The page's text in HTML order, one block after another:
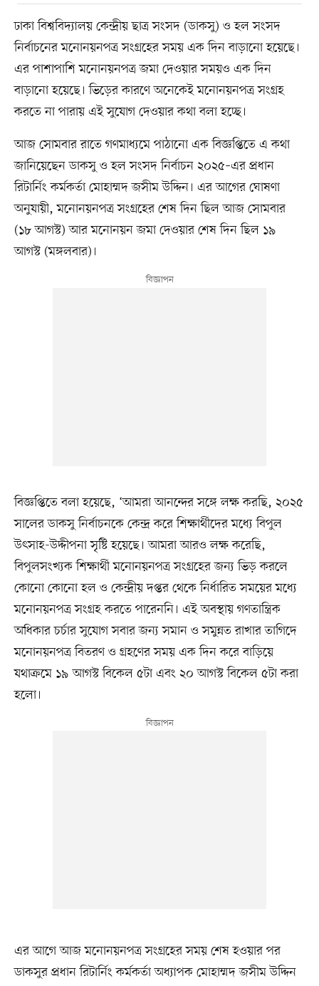
ঢাকা বিশ্ববিদ্যালয় কেন্দ্রীয় ছাত্র সংসদ (ডাকসু) ও হল সংসদ
নির্বাচনের মনোনয়নপত্র সংগ্রহের সময় এক দিন বাড়ানো হয়েছে।
এর পাশাপাশি মনোনয়নপত্র জমা দেওয়ার সময়ও এক দিন
বাড়ানো হয়েছে। ভিড়ের কারণে অনেকেই মনোনয়নপত্র সংগ্রহ
করতে না পারায় এই সুযোগ দেওয়ার কথা বলা হচ্ছে।
আজ সোমবার রাতে গণমাধ্যমে পাঠানো এক বিজ্ঞপ্তিতে এ কথা
জানিয়েছেন ডাকসু ও হল সংসদ নির্বাচন ২০২৫–এর প্রধান
রিটার্নিং কর্মকর্তা মোহাম্মদ জসীম উদ্দিন। এর আগের ঘোষণা
অনুযায়ী, মনোনয়নপত্র সংগ্রহের শেষ দিন ছিল আজ সোমবার
(১৮ আগস্ট) আর মনোনয়ন জমা দেওয়ার শেষ দিন ছিল ১৯
আগস্ট (মঙ্গলবার)।
বিজ্ঞপ্তিতে বলা হয়েছে, ‘আমরা আনন্দের সঙ্গে লক্ষ করছি, ২০২৫
সালের ডাকসু নির্বাচনকে কেন্দ্র করে শিক্ষার্থীদের মধ্যে বিপুল
উৎসাহ-উদ্দীপনা সৃষ্টি হয়েছে। আমরা আরও লক্ষ করেছি,
বিপুলসংখ্যক শিক্ষার্থী মনোনয়নপত্র সংগ্রহের জন্য ভিড় করলে
কোনো কোনো হল ও কেন্দ্রীয় দপ্তর থেকে নির্ধারিত সময়ের মধ্যে
মনোনয়নপত্র সংগ্রহ করতে পারেননি। এই অবস্থায় গণতান্ত্রিক
অধিকার চর্চার সুযোগ সবার জন্য সমান ও সমুন্নত রাখার তাগিদে
মনোনয়নপত্র বিতরণ ও গ্রহণের সময় এক দিন করে বাড়িয়ে
যথাক্রমে ১৯ আগস্ট বিকেল ৫টা এবং ২০ আগস্ট বিকেল ৫টা করা
হলো।
এর আগে আজ মনোনয়নপত্র সংগ্রহের সময় শেষ হওয়ার পর
ডাকসুর প্রধান রিটার্নিং কর্মকর্তা অধ্যাপক মোহাম্মদ জসীম উদ্দিন